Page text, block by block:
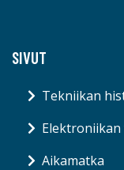
SIVUT
Tekniikan
Aikamatka